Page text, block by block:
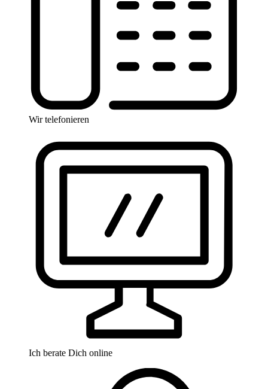
Wir telefonieren
Ich berate Dich online